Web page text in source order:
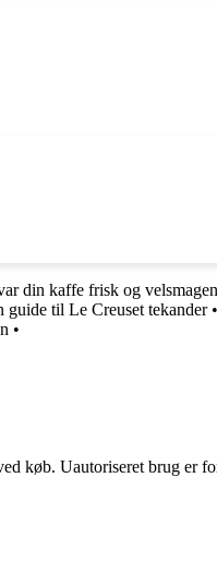
din kaffe frisk og
guide til Le Creuset tekander•
•
køb. Uautoriseret brug er